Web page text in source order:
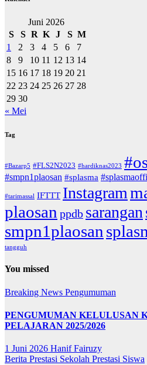
Juni 2026
S
S R K J S M
1
2 3 4 5 6
7
8
9 10 11 12 13 14
15 16 17 18 19 20 21
22 23 24 25 26 27 28
29 30
« Mei
Tag
#Bazarp5 #FLS2N2023 #hardiknas2023
#smpn1plaosan #splasma
#tarimassal IFTTT Instagram
plaosan ppdb sarangan
smpn1plaosan
tangguh
You missed
Breaking News Pengumuman
PENGUMUMAN KELULUSAN
PELAJARAN 2025/2026
1 Juni 2026 Hanif Fairuzy
Berita Prestasi Sekolah Prestasi Siswa